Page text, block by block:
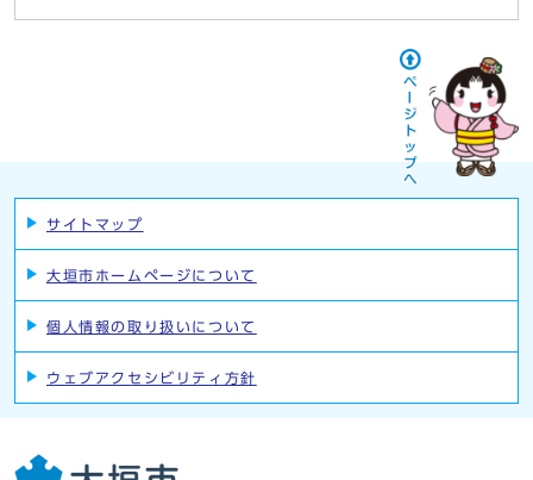
サイトマップ
大垣市ホームページについて
個人情報の取り扱いについて
ウェブアクセシビリティ方針